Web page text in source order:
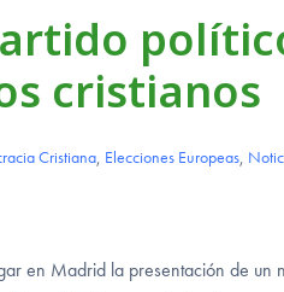
cristianos
Cristiana, Elecciones Europeas,
en Madrid la presentación de un